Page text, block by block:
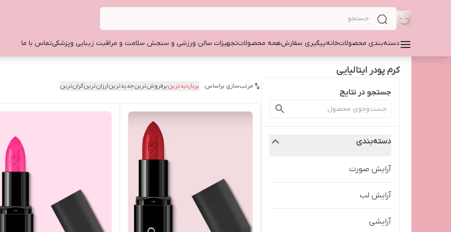
دسته‌بندی محصولاتخانهپیگیری سفارشهمه محصولاتتجهیزات سالن ورزشی و سنجش سلامت و مراقبت زیبایی وپزشکیتماس با ما
کرم پودر ایتالیایی
جستجو در نتایج
دسته‌بندی
آرایش صورت
آرایش لب
آرایشی
مرتب‌سازی براساس: پربازدیدترینپرفروش‌ترینجدیدترینارزان‌ترینگران‌ترین